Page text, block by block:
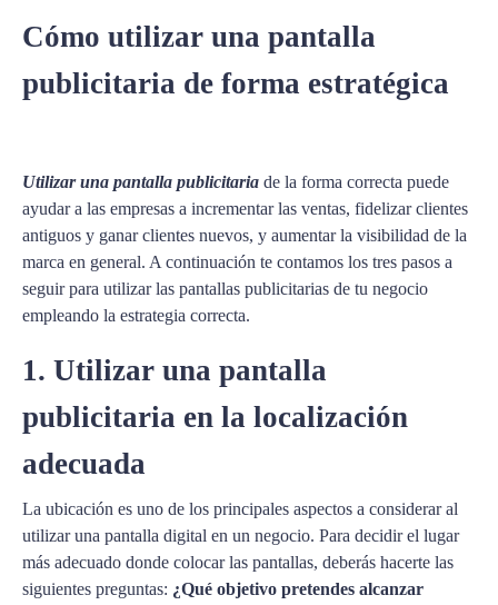
Cómo utilizar una pantalla
publicitaria de forma estratégica
Utilizar una pantalla publicitaria de la forma correcta puede
ayudar a las empresas a incrementar las ventas, fidelizar clientes
antiguos y ganar clientes nuevos, y aumentar la visibilidad de la
marca en general. A continuación te contamos los tres pasos a
seguir para utilizar las pantallas publicitarias de tu negocio
empleando la estrategia correcta.
1. Utilizar una pantalla
publicitaria en la localización
adecuada
La ubicación es uno de los principales aspectos a considerar al
utilizar una pantalla digital en un negocio. Para decidir el lugar
más adecuado donde colocar las pantallas, deberás hacerte las
siguientes preguntas: ¿Qué objetivo pretendes alcanzar